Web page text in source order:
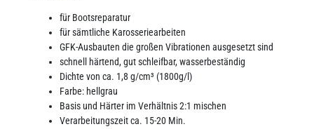
für Bootsreparatur
für sämtliche Karosseriearbeiten
GFK-Ausbauten die großen Vibrationen ausgesetzt sind
schnell härtend, gut schleifbar, wasserbeständig
Dichte von ca. 1,8 g/cm³ (1800g/l)
Farbe: hellgrau
Basis und Härter im Verhältnis 2:1 mischen
Verarbeitungszeit ca. 15-20 Min.